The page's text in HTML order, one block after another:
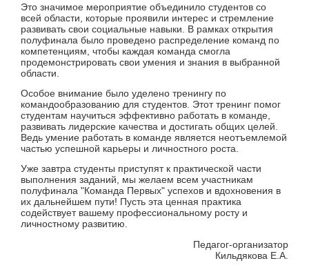
Это значимое мероприятие объединило студентов со
всей области, которые проявили интерес и стремление
развивать свои социальные навыки. В рамках открытия
полуфинала было проведено распределение команд по
компетенциям, чтобы каждая команда смогла
продемонстрировать свои умения и знания в выбранной
области.
Особое внимание было уделено тренингу по
командообразованию для студентов. Этот тренинг помог
студентам научиться эффективно работать в команде,
развивать лидерские качества и достигать общих целей.
Ведь умение работать в команде является неотъемлемой
частью успешной карьеры и личностного роста.
Уже завтра студенты приступят к практической части
выполнения заданий, мы желаем всем участникам
полуфинала "Команда Первых" успехов и вдохновения в
их дальнейшем пути! Пусть эта ценная практика
содействует вашему профессиональному росту и
личностному развитию.
Педагог-организатор
Кильдякова Е.А.